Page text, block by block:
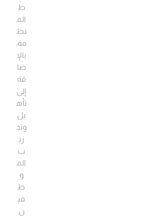
ط
الم
نظ
مة،
بالإ
ضا
فة
إلى
تأه
يل
وتد
ري
ب
الم
و
ظ
في
ن